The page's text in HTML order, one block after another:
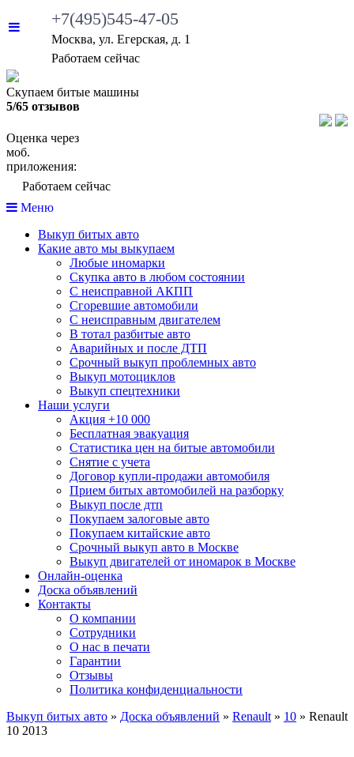
+7(495)545-47-05
Москва, ул. Егерская, д. 1
Работаем сейчас
Скупаем битые машины
5/65 отзывов
Оценка через
моб.
приложения:
Работаем сейчас
Меню
Выкуп битых авто
Какие авто мы выкупаем
Любые иномарки
Скупка авто в любом состоянии
С неисправной АКПП
Сгоревшие автомобили
С неисправным двигателем
В тотал разбитые авто
Аварийных и после ДТП
Срочный выкуп проблемных авто
Выкуп мотоциклов
Выкуп спецтехники
Наши услуги
Акция +10 000
Бесплатная эвакуация
Статистика цен на битые автомобили
Снятие с учета
Договор купли-продажи автомобиля
Прием битых автомобилей на разборку
Выкуп после дтп
Покупаем залоговые авто
Покупаем китайские авто
Срочный выкуп авто в Москве
Выкуп двигателей от иномарок в Москве
Онлайн-оценка
Доска объявлений
Контакты
О компании
Сотрудники
О нас в печати
Гарантии
Отзывы
Политика конфиденциальности
Выкуп битых авто » Доска объявлений » Renault » 10 » Renault
10 2013